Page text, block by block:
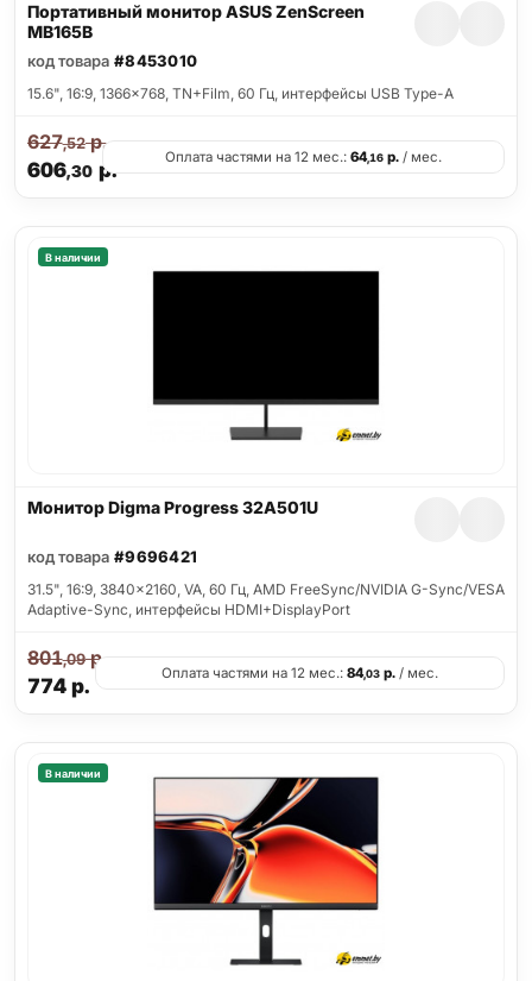
Портативный монитор ASUS ZenScreen
MB165B
код товара #8453010
15.6", 16:9, 1366x768, TN+Film, 60 Гц, интерфейсы USB Type-A
606,30р.
627,52р.
Оплата частями на 12 мес.: 64,16 р. / мес.
В наличии
Монитор Digma Progress 32A501U
код товара #9696421
31.5", 16:9, 3840x2160, VA, 60 Гц, AMD FreeSync/NVIDIA G-Sync/VESA
Adaptive-Sync, интерфейсы HDMI+DisplayPort
774р.
801,09р.
Оплата частями на 12 мес.: 84,03р./ мес.
В наличии